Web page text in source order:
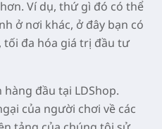
Ví dụ, thứ gì đó có thể
ở nơi khác, ở đây bạn có
đa hóa giá trị đầu tư
đầu tại LDShop.
của người chơi về các